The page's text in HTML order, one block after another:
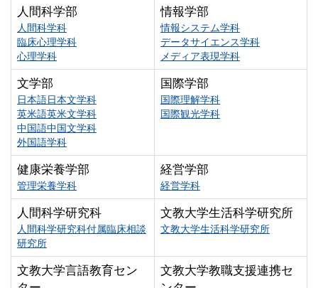
人間科学部
人間科学科
臨床心理学科
心理学科
情報学部
情報システム学科
データサイエンス学科
メディア表現学科
文学部
日本語日本文学科
英米語英米文学科
中国語中国文学科
外国語学科
国際学部
国際理解学科
国際観光学科
健康栄養学部
管理栄養学科
経営学部
経営学科
人間科学研究科
人間科学研究科付属臨床相談
研究所
文教大学生活科学研究所
文教大学生活科学研究所
文教大学言語教育セン
文教大学教職支援連携セ